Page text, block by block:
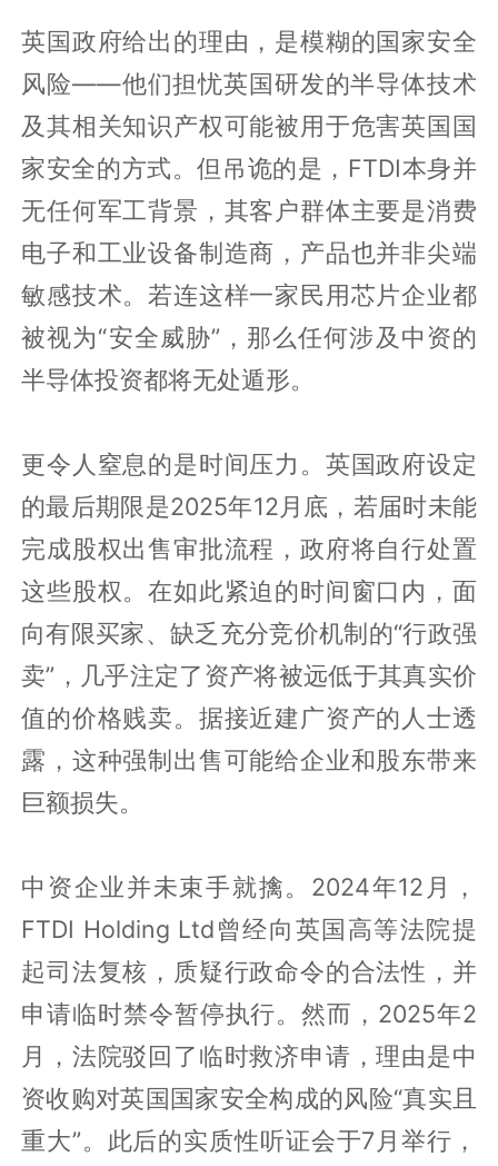
英国政府给出的理由，是模糊的国家安全
风险——他们担忧英国研发的半导体技术
及其相关知识产权可能被用于危害英国国
家安全的方式。但吊诡的是，FTDI本身并
无任何军工背景，其客户群体主要是消费
电子和工业设备制造商，产品也并非尖端
敏感技术。若连这样一家民用芯片企业都
被视为“安全威胁”，那么任何涉及中资的
半导体投资都将无处遁形。
更令人窒息的是时间压力。英国政府设定
的最后期限是2025年12月底，若届时未能
完成股权出售审批流程，政府将自行处置
这些股权。在如此紧迫的时间窗口内，面
向有限买家、缺乏充分竞价机制的“行政强
卖”，几乎注定了资产将被远低于其真实价
值的价格贱卖。据接近建广资产的人士透
露，这种强制出售可能给企业和股东带来
巨额损失。
中资企业并未束手就擒。2024年12月，
FTDI Holding Ltd曾经向英国高等法院提
起司法复核，质疑行政命令的合法性，并
申请临时禁令暂停执行。然而，2025年2
月，法院驳回了临时救济申请，理由是中
资收购对英国国家安全构成的风险“真实且
重大”。此后的实质性听证会于7月举行，